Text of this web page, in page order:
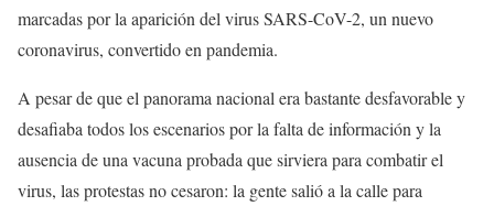
marcadas por la aparición del virus SARS-CoV-2, un nuevo
coronavirus, convertido en pandemia.
A pesar de que el panorama nacional era bastante desfavorable y
desafiaba todos los escenarios por la falta de información y la
ausencia de una vacuna probada que sirviera para combatir el
virus, las protestas no cesaron: la gente salió a la calle para